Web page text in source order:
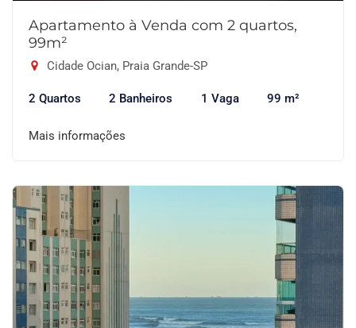
Apartamento à Venda com 2 quartos,
99m²
Cidade Ocian, Praia Grande-SP
2 Quartos 2 Banheiros 1 Vaga 99 m²
Mais informações